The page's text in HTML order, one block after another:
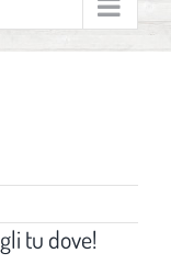
tu dove!